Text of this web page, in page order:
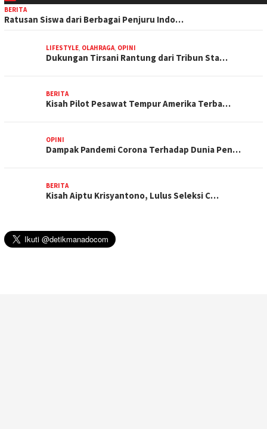
BERITA
Ratusan Siswa dari Berbagai Penjuru Indo…
LIFESTYLE OLAHRAGA OPINI
Dukungan Tirsani Rantung dari Tribun Sta…
BERITA
Kisah Pilot Pesawat Tempur Amerika Terba…
OPINI
Dampak Pandemi Corona Terhadap Dunia Pen…
BERITA
Kisah Aiptu Krisyantono, Lulus Seleksi C…